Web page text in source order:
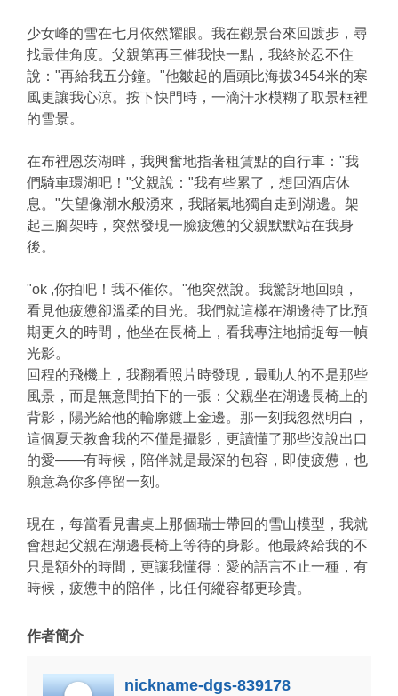
少女峰的雪在七月依然耀眼。我在觀景台來回踱步，尋
找最佳角度。父親第再三催我快一點，我終於忍不住
說："再給我五分鐘。"他皺起的眉頭比海拔3454米的寒
風更讓我心涼。按下快門時，一滴汗水模糊了取景框裡
的雪景。
在布裡恩茨湖畔，我興奮地指著租賃點的自行車："我
們騎車環湖吧！"父親說："我有些累了，想回酒店休
息。"失望像潮水般湧來，我賭氣地獨自走到湖邊。架
起三腳架時，突然發現一臉疲憊的父親默默站在我身
後。
"ok ,你拍吧！我不催你。"他突然說。我驚訝地回頭，
看見他疲憊卻溫柔的目光。我們就這樣在湖邊待了比預
期更久的時間，他坐在長椅上，看我專注地捕捉每一幀
光影。
回程的飛機上，我翻看照片時發現，最動人的不是那些
風景，而是無意間拍下的一張：父親坐在湖邊長椅上的
背影，陽光給他的輪廓鍍上金邊。那一刻我忽然明白，
這個夏天教會我的不僅是攝影，更讀懂了那些沒說出口
的愛——有時候，陪伴就是最深的包容，即使疲憊，也
願意為你多停留一刻。
現在，每當看見書桌上那個瑞士帶回的雪山模型，我就
會想起父親在湖邊長椅上等待的身影。他最終給我的不
只是額外的時間，更讓我懂得：愛的語言不止一種，有
時候，疲憊中的陪伴，比任何縱容都更珍貴。
作者簡介
nickname-dgs-839178